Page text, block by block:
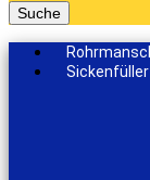
Suche
Sickenfüller